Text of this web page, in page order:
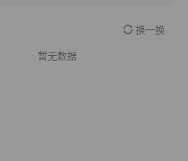
换一换
暂无数据